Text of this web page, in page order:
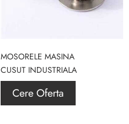
MOSORELE MASINA
CUSUT INDUSTRIALA
Cere Oferta